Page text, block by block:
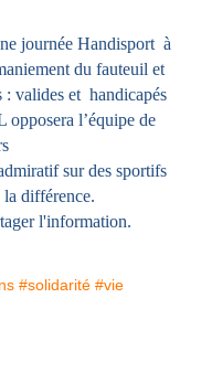
journée Handisport à
du fauteuil et
: valides et handicapés
l’équipe de
sur des sportifs
la différence.
l'information.
#solidarité #vie